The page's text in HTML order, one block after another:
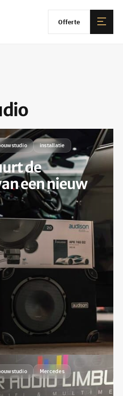
Offerte
installatie
de
een nieuw
Mercedes